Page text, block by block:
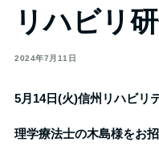
リハビリ
2024年7月11日
5月14日(火)信州リハビ
理学療法士の木島様をお